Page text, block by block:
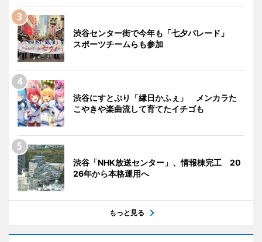
渋谷センター街で今年も「七夕パレード」
スポーツチームらも参加
渋谷にすとぷり「縁日かふぇ」 メンカラた
こやきや楽曲流して育てたイチゴも
渋谷「NHK放送センター」、情報棟完工 20
26年から本格運用へ
もっと見る